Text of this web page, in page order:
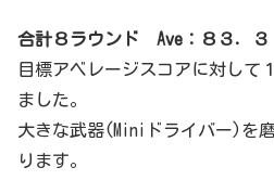
合計８ラウンド Ave：８３．３
目標アベレージスコアに対して
ました。
大きな武器(Miniドライバー)を
ります。